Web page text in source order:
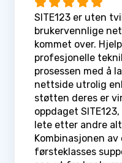
SITE123 er uten
brukervennlige
kommet over.
profesjonelle
prosessen med å
nettside utrolig
støtten deres er
oppdaget
lete etter andre
Kombinasjonen
førsteklasses